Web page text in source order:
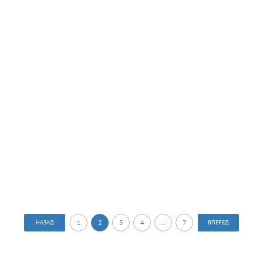
НАЗАД 1 2 3 4 7 ВПЕРЕД